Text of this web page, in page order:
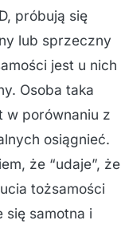
próbują się
lub sprzeczny
jest u nich
Osoba taka
w porównaniu z
osiągnieć.
że “udaje”, że
tożsamości
się samotna i